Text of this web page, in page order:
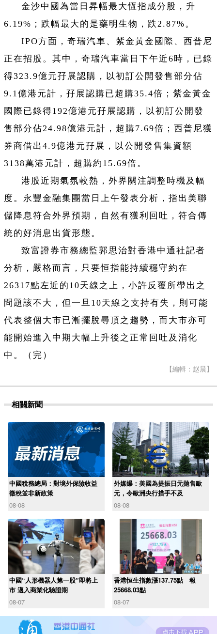
金沙中國為當日昇幅最大恆指成分股，升
6.19%；跌幅最大的是藥明生物，跌2.87%。
IPO方面，奇瑞汽車、紫金黃金國際、西普尼
正在招股。其中，奇瑞汽車當日下午近6時，已錄
得323.9億元孖展認購，以初訂公開發售部分佔
9.1億港元計，孖展認購已超購35.4倍；紫金黃金
國際已錄得192億港元孖展認購，以初訂公開發
售部分佔24.98億港元計，超購7.69倍；西普尼獲
券商借出4.9億港元孖展，以公開發售集資額
3138萬港元計，超購約15.69倍。
港股近期氣氛較熱，外界關注調整時機及幅
度。永豐金融集團當日上午發表分析，指出美聯
儲降息符合外界預期，自然有獲利回吐，符合傳
統的好消息出貨形態。
致富證券市務總監郭思治對香港中通社記者
分析，嚴格而言，只要恒指能持續穩守約在
26317點左近的10天線之上，小許反覆所帶出之
問題該不大，但一旦10天線之支持有失，則可能
代表整個大市已漸擺脫尋頂之趨勢，而大市亦可
能開始進入中期大幅上升後之正常回吐及消化
中。（完）
【編輯：赵晨】
相關新聞
中國稅務總局：對境外保險收益
徵稅並非新政策
08-08
外媒爆：美國為提振日元拋售歐
元，令歐洲央行措手不及
08-08
中國“人形機器人第一股”即將上
市 邁入商業化驗證期
08-07
香港恒生指數漲137.75點 報
25668.03點
08-07